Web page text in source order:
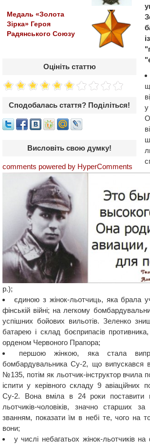
Медаль «Золота
Зірка» Героя
Радянського Союзу
Оцініть статтю
Сподобалась стаття? Поділіться!
Висловіть свою думку!
comments powered by HyperComments
р.);
єдиною з жінок-льотчиць, яка брала
фінській війні; на легкому
успішних бойових вильотів. Зеленко
батарею і склад боєприпасів
орденом Червоного Прапора;
першою жінкою, яка стала
бомбардувальника Су-2, що випускався
№135, потім як льотчик-інструктор вчила
іспити у керівного складу 9 авіаційних
Су-2. Вона вміла в 24 роки поставити
льотчиків-чоловіків, значно старших
званням, показати їм в небі те, чого на
вони;
у числі небагатьох жінок-льотчиків